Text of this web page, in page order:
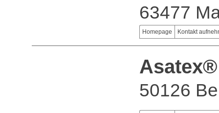
63477
Homepage Kontakt
50126